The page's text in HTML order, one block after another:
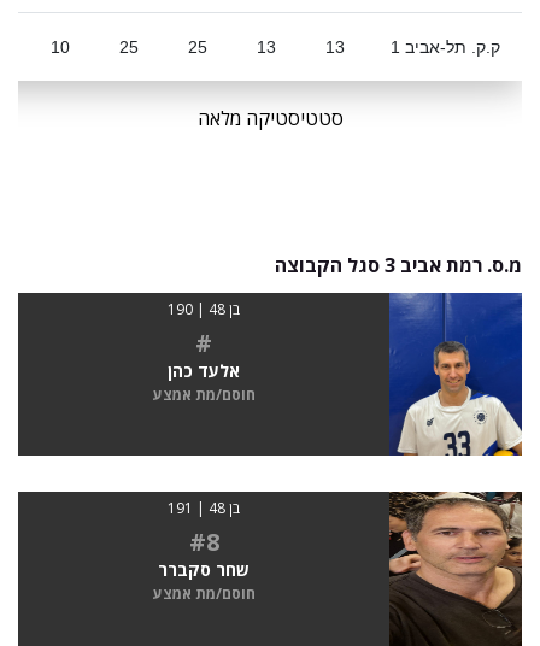
ק.ק. תל-אביב 1 13
13
25
25
10
סטטיסטיקה מלאה
מ.ס. רמת אביב 3 סגל הקבוצה
בן 48 | 190
#
אלעד כהן
חוסם/מת אמצע
בן 48 | 191
#8
שחר סקברר
חוסם/מת אמצע